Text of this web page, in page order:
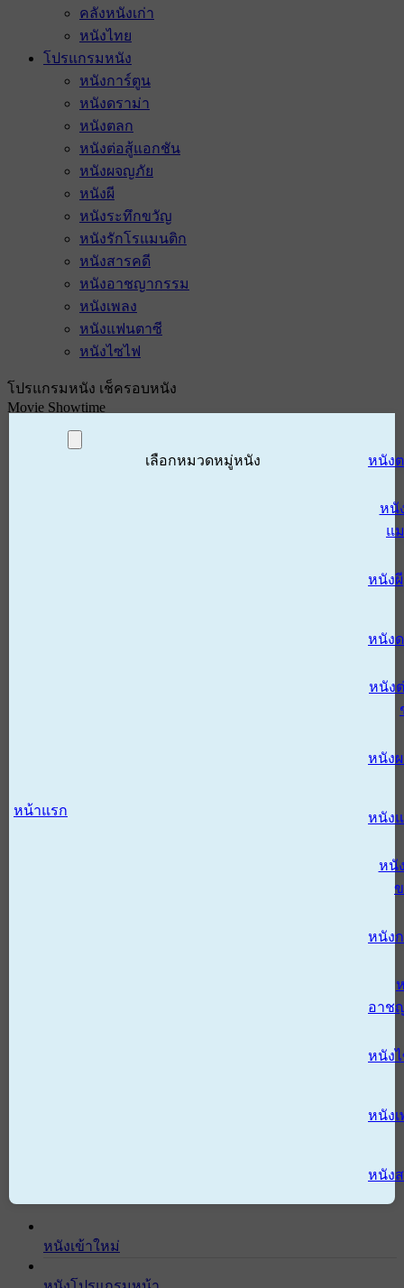
คลังหนังเก่า
หนังไทย
โปรแกรมหนัง
หนังการ์ตูน
หนังดราม่า
หนังตลก
หนังต่อสู้แอกชัน
หนังผจญภัย
หนังผี
หนังระทึกขวัญ
หนังรักโรแมนติก
หนังสารคดี
หนังอาชญากรรม
หนังเพลง
หนังแฟนตาซี
หนังไซไฟ
โปรแกรมหนัง เช็ครอบหนัง
Movie Showtime
หน้าแรก
เลือกหมวดหมู่หนัง หนัง
หนั
แ
หนังผี
หนัง
หนัง
หนัง
หนัง
หนั
หนัง
อาช
หนัง
หนังเ
หนัง
หนังเข้าใหม่